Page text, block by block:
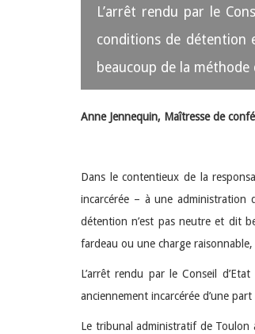
L’arrêt rendu par le
conditions de détention
beaucoup de la
Anne Jennequin, Maîtresse de
Dans le contentieux de la
incarcérée – à une administration
détention n’est pas neutre et dit
fardeau ou une charge
L’arrêt rendu par le Conseil
anciennement incarcérée d’une
Le tribunal administratif de Toulon